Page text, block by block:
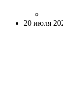
20 июля